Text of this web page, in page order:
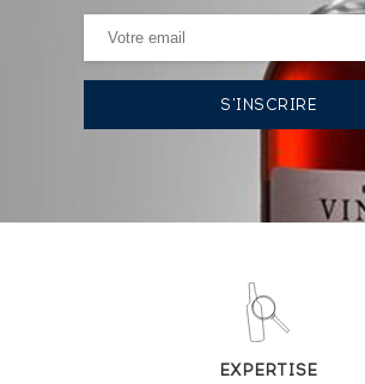
HISTORIQUE DES
VOUS POSSÉDEZ UN SPIRITUEUX
Analyse & Performance du
Hennessy Of. V.S.O.P. Privilège The
EXPERTISE